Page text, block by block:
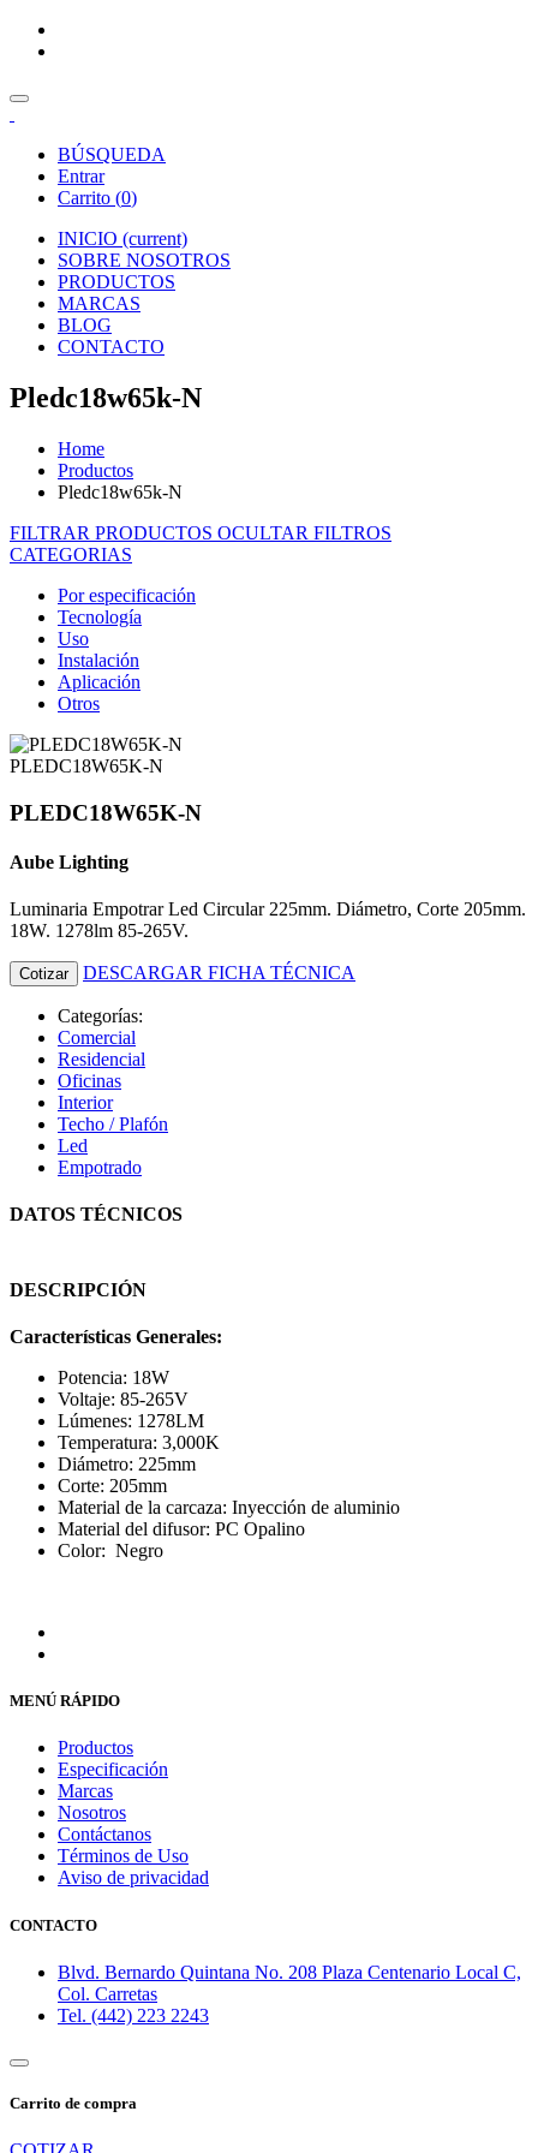
BÚSQUEDA
Entrar
Carrito (0)
INICIO (current)
SOBRE NOSOTROS
PRODUCTOS
MARCAS
BLOG
CONTACTO
Pledc18w65k-N
Home
Productos
Pledc18w65k-N
FILTRAR PRODUCTOS OCULTAR FILTROS
CATEGORIAS
Por especificación
Tecnología
Uso
Instalación
Aplicación
Otros
PLEDC18W65K-N
PLEDC18W65K-N
Aube Lighting
Luminaria Empotrar Led Circular 225mm. Diámetro, Corte 205mm.
18W. 1278lm 85-265V.
Cotizar DESCARGAR FICHA TÉCNICA
Categorías:
Comercial
Residencial
Oficinas
Interior
Techo / Plafón
Led
Empotrado
DATOS TÉCNICOS
DESCRIPCIÓN
Características Generales:
Potencia: 18W
Voltaje: 85-265V
Lúmenes: 1278LM
Temperatura: 3,000K
Diámetro: 225mm
Corte: 205mm
Material de la carcaza: Inyección de aluminio
Material del difusor: PC Opalino
Color: Negro
MENÚ RÁPIDO
Productos
Especificación
Marcas
Nosotros
Contáctanos
Términos de Uso
Aviso de privacidad
CONTACTO
Blvd. Bernardo Quintana No. 208 Plaza Centenario Local C,
Col. Carretas
Tel. (442) 223 2243
Carrito de compra